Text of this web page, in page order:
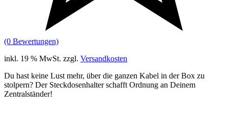
(0 Bewertungen)
inkl. 19 % MwSt. zzgl. Versandkosten
Du hast keine Lust mehr, über die ganzen Kabel in der Box zu
stolpern? Der Steckdosenhalter schafft Ordnung an Deinem
Zentralständer!